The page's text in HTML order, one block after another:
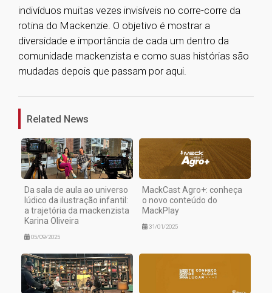
indivíduos muitas vezes invisíveis no corre-corre da
rotina do Mackenzie. O objetivo é mostrar a
diversidade e importância de cada um dentro da
comunidade mackenzista e como suas histórias são
mudadas depois que passam por aqui.
1
Related News
Da sala de aula ao universo
lúdico da ilustração infantil:
a trajetória da mackenzista
Karina Oliveira
05/09/2025
MackCast Agro+: conheça
o novo conteúdo do
MackPlay
31/01/2025